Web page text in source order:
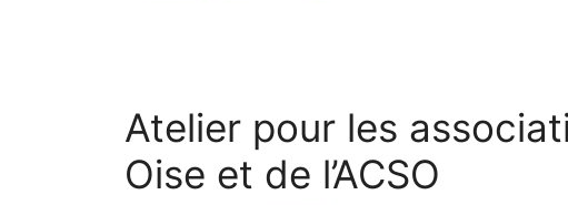
Atelier pour les
Oise et de l’ACSO